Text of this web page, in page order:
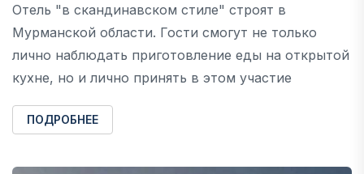
Отель "в скандинавском стиле" строят в
Мурманской области. Гости смогут не только
лично наблюдать приготовление еды на открытой
кухне, но и лично принять в этом участие
ПОДРОБНЕЕ